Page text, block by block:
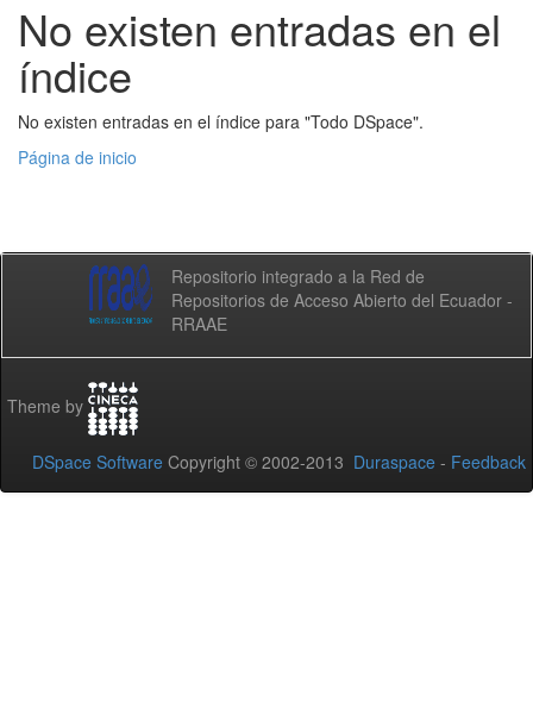
No existen entradas en el
índice
No existen entradas en el índice para "Todo DSpace".
Página de inicio
Repositorio integrado a la Red de
Repositorios de Acceso Abierto del Ecuador -
RRAAE
Theme by
DSpace Software Copyright © 2002-2013 Duraspace - Feedback